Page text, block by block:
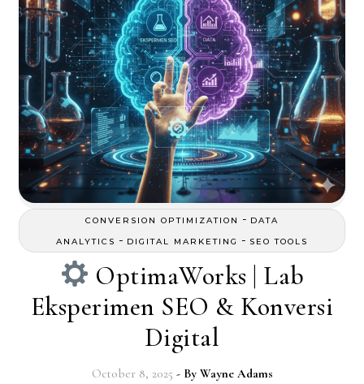
CONVERSION OPTIMIZATION - DATA
ANALYTICS - DIGITAL MARKETING - SEO TOOLS
OptimaWorks | Lab
Eksperimen SEO & Konversi
Digital
October 8, 2025 - By Wayne Adams